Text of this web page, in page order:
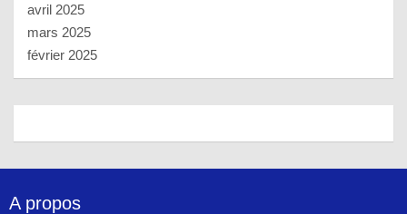
avril 2025
mars 2025
février 2025
A propos